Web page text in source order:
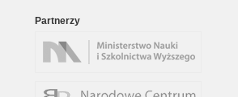
Partnerzy